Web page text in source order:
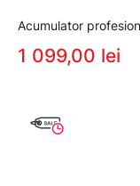
Acumulator
1 099,00 lei